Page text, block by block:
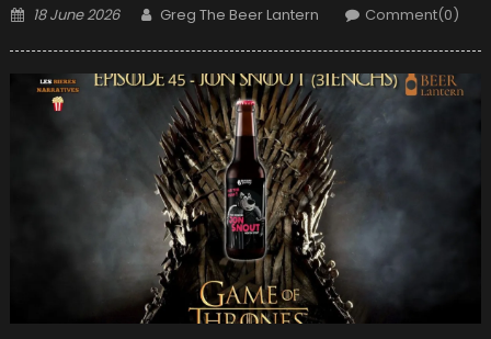
Posted
18 June 2026 Author
Greg The Beer Lantern Comment(0)